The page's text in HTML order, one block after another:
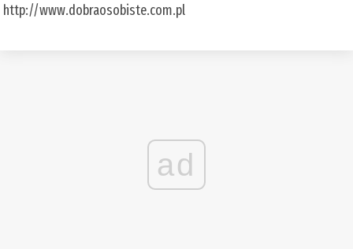
http://www.dobraosobiste.com.pl
ad